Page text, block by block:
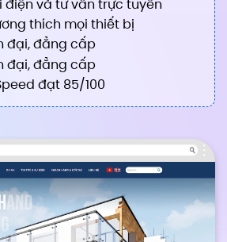
điện và tư vấn trực tuyến
thích mọi thiết bị
đại, đẳng cấp
đại, đẳng cấp
đạt 85/100